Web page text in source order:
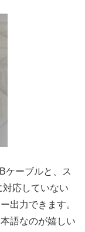
ケーブルと、ス
応していない
出力できます。
語なのが嬉しい